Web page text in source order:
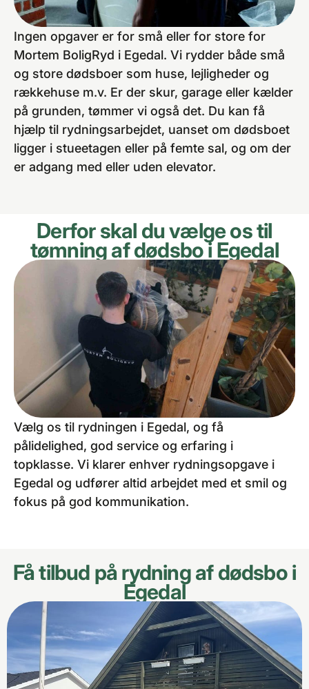
Ingen opgaver er for små eller for store for
Mortem BoligRyd i Egedal. Vi rydder både små
og store dødsboer som huse, lejligheder og
rækkehuse m.v. Er der skur, garage eller kælder
på grunden, tømmer vi også det. Du kan få
hjælp til rydningsarbejdet, uanset om dødsboet
ligger i stueetagen eller på femte sal, og om der
er adgang med eller uden elevator.
Derfor skal du vælge os til
tømning af dødsbo i Egedal
Vælg os til rydningen i Egedal, og få
pålidelighed, god service og erfaring i
topklasse. Vi klarer enhver rydningsopgave i
Egedal og udfører altid arbejdet med et smil og
fokus på god kommunikation.
Få tilbud på rydning af dødsbo i
Egedal